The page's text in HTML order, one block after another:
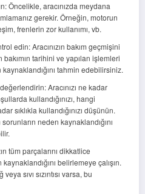
Öncelikle, aracınızda meydana
gerekir. Örneğin, motorun
frenlerin zor kullanımı, vb.
edin: Aracınızın bakım geçmişini
tarihini ve yapılan işlemleri
tahmin edebilirsiniz.
Aracınızı ne kadar
kullandığınızı, hangi
sıklıkla kullandığınızı düşünün.
neden kaynaklandığını
tüm parçalarını dikkatlice
belirlemeye çalışın.
sıvı sızıntısı varsa, bu